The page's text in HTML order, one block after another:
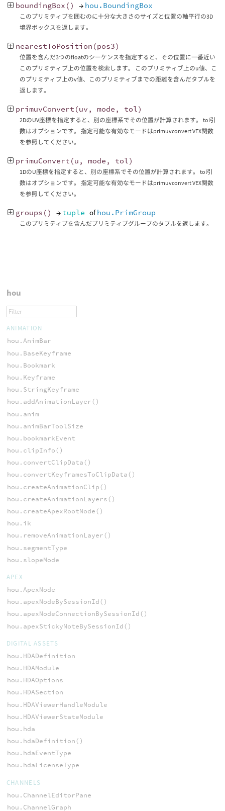
boundingBox () → hou.BoundingBox
このプリミティブを囲むのに十分な大きさのサイズと位置の軸平行の3D
境界ボックスを返します。
nearestToPosition (pos3)
位置を含んだ3つのfloatのシーケンスを指定すると、その位置に一番近い
このプリミティブ上の位置を検索します。 このプリミティブ上のu値、こ
のプリミティブ上のv値、このプリミティブまでの距離を含んだタプルを
返します。
primuvConvert (uv , mode , tol)
2DのUV座標を指定すると、別の座標系でその位置が計算されます。 tol引
数はオプションです。 指定可能な有効なモードはprimuvconvert VEX関数
を参照してください。
primuConvert (u , mode , tol)
1DのU座標を指定すると、別の座標系でその位置が計算されます。 tol引
数はオプションです。 指定可能な有効なモードはprimuvconvert VEX関数
を参照してください。
groups () → tuple ofhou.PrimGroup
このプリミティブを含んだプリミティブグループのタプルを返します。
hou
ANIMATION
hou.AnimBar
hou.BaseKeyframe
hou.Bookmark
hou.Keyframe
hou.StringKeyframe
hou.addAnimationLayer()
hou.anim
hou.animBarToolSize
hou.bookmarkEvent
hou.clipInfo()
hou.convertClipData()
hou.convertKeyframesToClipData()
hou.createAnimationClip()
hou.createAnimationLayers()
hou.createApexRootNode()
hou.ik
hou.removeAnimationLayer()
hou.segmentType
hou.slopeMode
APEX
hou.ApexNode
hou.apexNodeBySessionId()
hou.apexNodeConnectionBySessionId()
hou.apexStickyNoteBySessionId()
DIGITAL ASSETS
hou.HDADefinition
hou.HDAModule
hou.HDAOptions
hou.HDASection
hou.HDAViewerHandleModule
hou.HDAViewerStateModule
hou.hda
hou.hdaDefinition()
hou.hdaEventType
hou.hdaLicenseType
CHANNELS
hou.ChannelEditorPane
hou.ChannelGraph